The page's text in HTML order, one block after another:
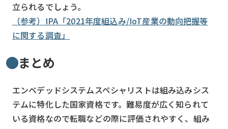
立られるでしょう。
（参考）IPA「2021年度組込み/IoT産業の動向把握等
に関する調査」
まとめ
エンベデッドシステムスペシャリストは組み込みシス
テムに特化した国家資格です。難易度が広く知られて
いる資格なので転職などの際に評価されやすく、組み